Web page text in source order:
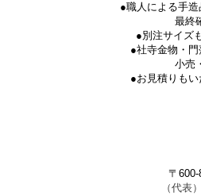
●職人による手造
最終
●別注サイズ
●社寺金物・門
小売
●お見積りもい
〒
（代表